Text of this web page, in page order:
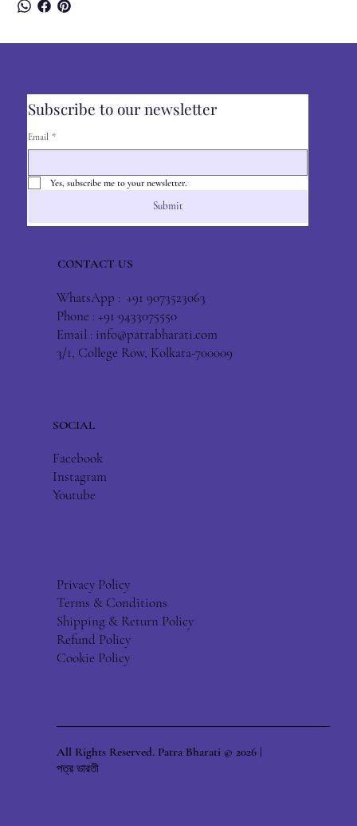
Subscribe to our newsletter
Email *
Yes, subscribe me to your newsletter.
Submit
CONTACT US
WhatsApp : +91 9073523063
Phone : +91 9433075550
Email : info@patrabharati.com
3/1, College Row, Kolkata-700009
SOCIAL
Facebook
Instagram
Youtube
Privacy Policy
Terms & Conditions
Shipping & Return Policy
Refund Policy
Cookie Policy
All Rights Reserved. Patra Bharati © 2026 |
পত্র ভারতী